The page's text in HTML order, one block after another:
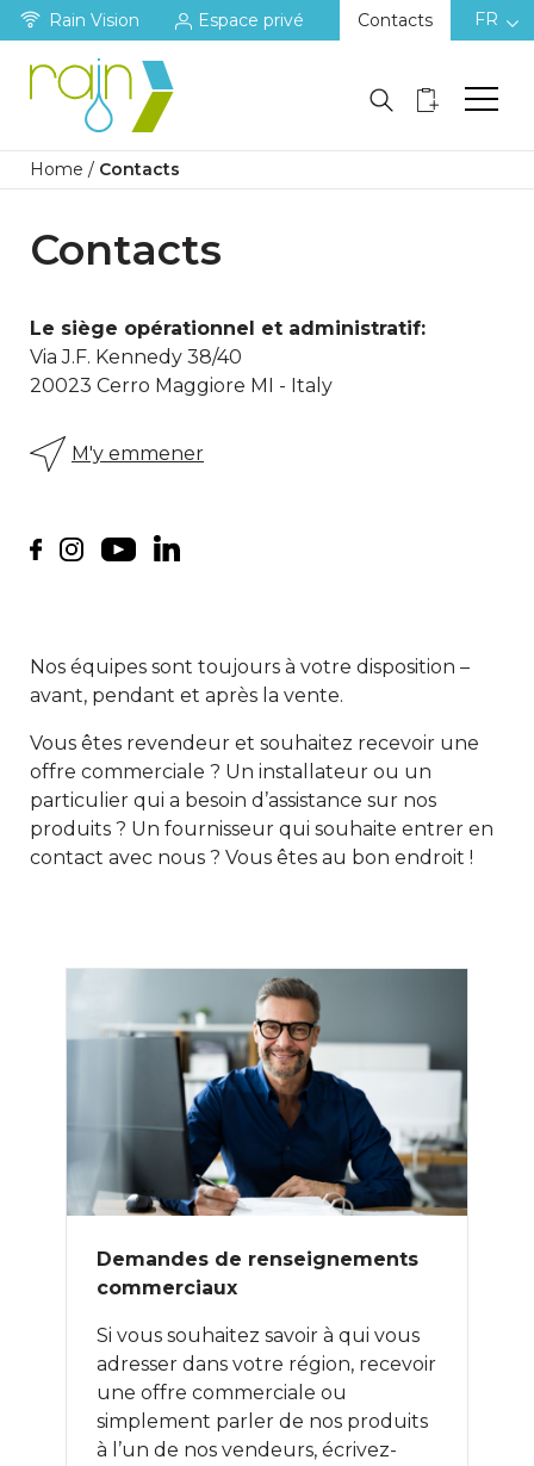
Rain Vision Espace privé Contacts FR
Home / Contacts
Contacts
Le siège opérationnel et administratif:
Via J.F. Kennedy 38/40
20023 Cerro Maggiore MI - Italy
M'y emmener
Nos équipes sont toujours à votre disposition –
avant, pendant et après la vente.
Vous êtes revendeur et souhaitez recevoir une
offre commerciale ? Un installateur ou un
particulier qui a besoin d’assistance sur nos
produits ? Un fournisseur qui souhaite entrer en
contact avec nous ? Vous êtes au bon endroit !
Demandes de renseignements
commerciaux
Si vous souhaitez savoir à qui vous
adresser dans votre région, recevoir
une offre commerciale ou
simplement parler de nos produits
à l’un de nos vendeurs, écrivez-